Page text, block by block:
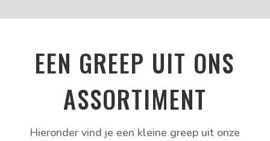
EEN GREEP UIT ONS
ASSORTIMENT
Hieronder vind je een kleine greep uit onze